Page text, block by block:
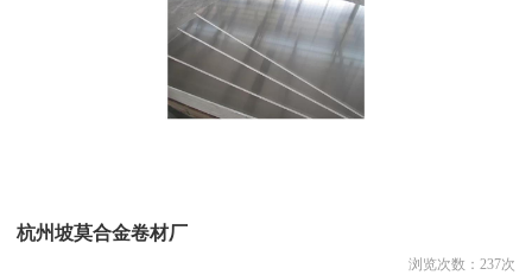
杭州坡莫合金卷材厂
浏览次数： 237次